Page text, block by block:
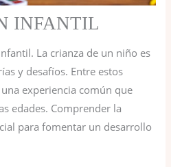
INFANTIL
La crianza de un niño es
y desafíos. Entre estos
experiencia común que
edades. Comprender la
para fomentar un desarrollo